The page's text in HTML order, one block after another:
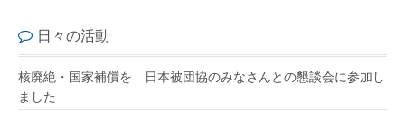
日々の活動
核廃絶・国家補償を 日本被団協のみなさんとの懇談会に参加し
ました